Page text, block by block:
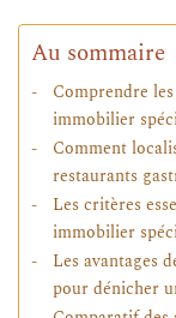
Au sommaire
Comprendre
immobilier
Comment
restaurants
Les critères
immobilier
Les avantages
pour dénicher